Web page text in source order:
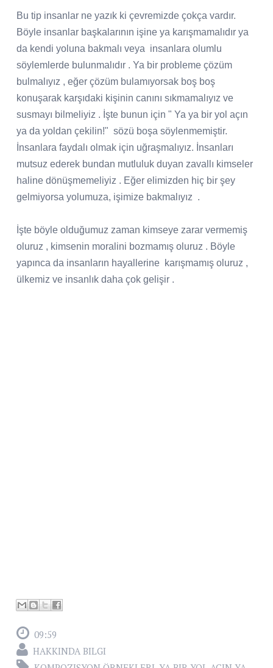
Bu tip insanlar ne yazık ki çevremizde çokça vardır.
Böyle insanlar başkalarının işine ya karışmamalıdır ya
da kendi yoluna bakmalı veya insanlara olumlu
söylemlerde bulunmalıdır . Ya bir probleme çözüm
bulmalıyız , eğer çözüm bulamıyorsak boş boş
konuşarak karşıdaki kişinin canını sıkmamalıyız ve
susmayı bilmeliyiz . İşte bunun için " Ya ya bir yol açın
ya da yoldan çekilin!" sözü boşa söylenmemiştir.
İnsanlara faydalı olmak için uğraşmalıyız. İnsanları
mutsuz ederek bundan mutluluk duyan zavallı kimseler
haline dönüşmemeliyiz . Eğer elimizden hiç bir şey
gelmiyorsa yolumuza, işimize bakmalıyız .
İşte böyle olduğumuz zaman kimseye zarar vermemiş
oluruz , kimsenin moralini bozmamış oluruz . Böyle
yapınca da insanların hayallerine karışmamış oluruz ,
ülkemiz ve insanlık daha çok gelişir .
09:59
HAKKINDA BILGI